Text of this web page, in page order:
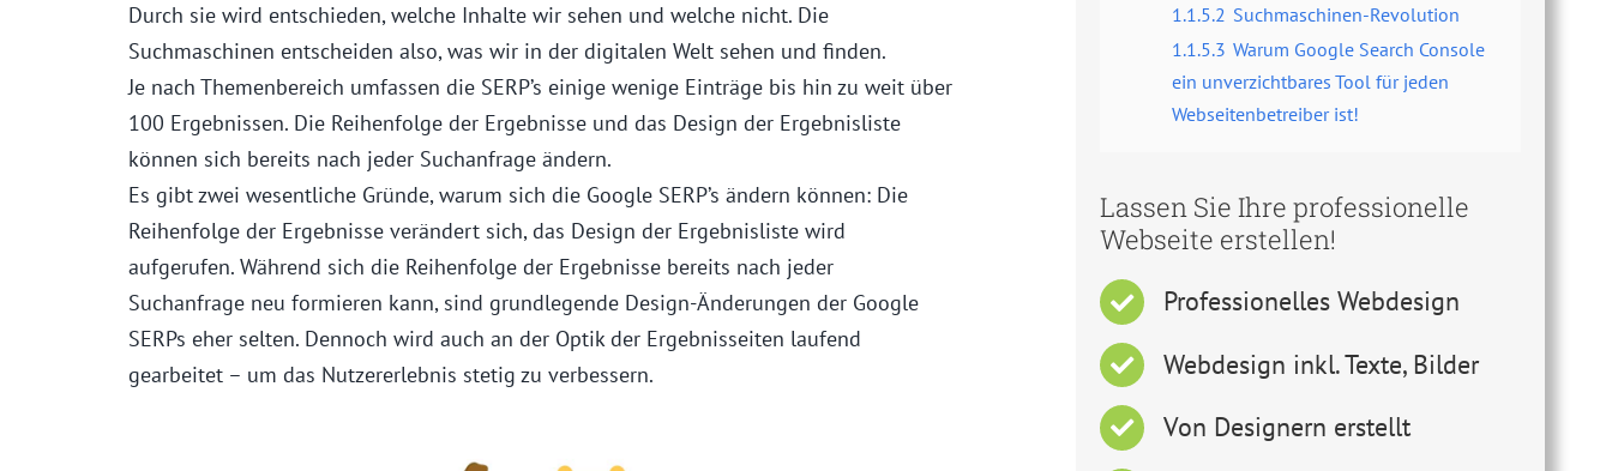
Durch sie wird entschieden, welche Inhalte wir sehen und welche nicht. Die
Suchmaschinen entscheiden also, was wir in der digitalen Welt sehen und finden.
Je nach Themenbereich umfassen die SERP’s einige wenige Einträge bis hin zu weit über
100 Ergebnissen. Die Reihenfolge der Ergebnisse und das Design der Ergebnisliste
können sich bereits nach jeder Suchanfrage ändern.
Es gibt zwei wesentliche Gründe, warum sich die Google SERP’s ändern können: Die
Reihenfolge der Ergebnisse verändert sich, das Design der Ergebnisliste wird
aufgerufen. Während sich die Reihenfolge der Ergebnisse bereits nach jeder
Suchanfrage neu formieren kann, sind grundlegende Design-Änderungen der Google
SERPs eher selten. Dennoch wird auch an der Optik der Ergebnisseiten laufend
gearbeitet – um das Nutzererlebnis stetig zu verbessern.
1.1.5.2 Suchmaschinen-Revolution
1.1.5.3 Warum Google Search Console
ein unverzichtbares Tool für jeden
Webseitenbetreiber ist!
Lassen Sie Ihre professionelle
Webseite erstellen!
Professionelles Webdesign
Webdesign inkl. Texte, Bilder
Von Designern erstellt